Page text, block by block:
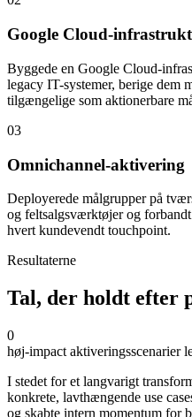
Google Cloud-
Byggede en Google Cloud-
legacy IT-systemer, berige dem
tilgængelige som aktionerbare
03
Omnichannel-aktivering
Deployerede målgrupper på
og feltsalgsværktøjer og
hvert kundevendt touchpoint.
Resultaterne
Tal, der holdt efter
0
høj-impact aktiveringsscenarier
I stedet for et langvarigt
konkrete, lavthængende use
og skabte intern momentum for